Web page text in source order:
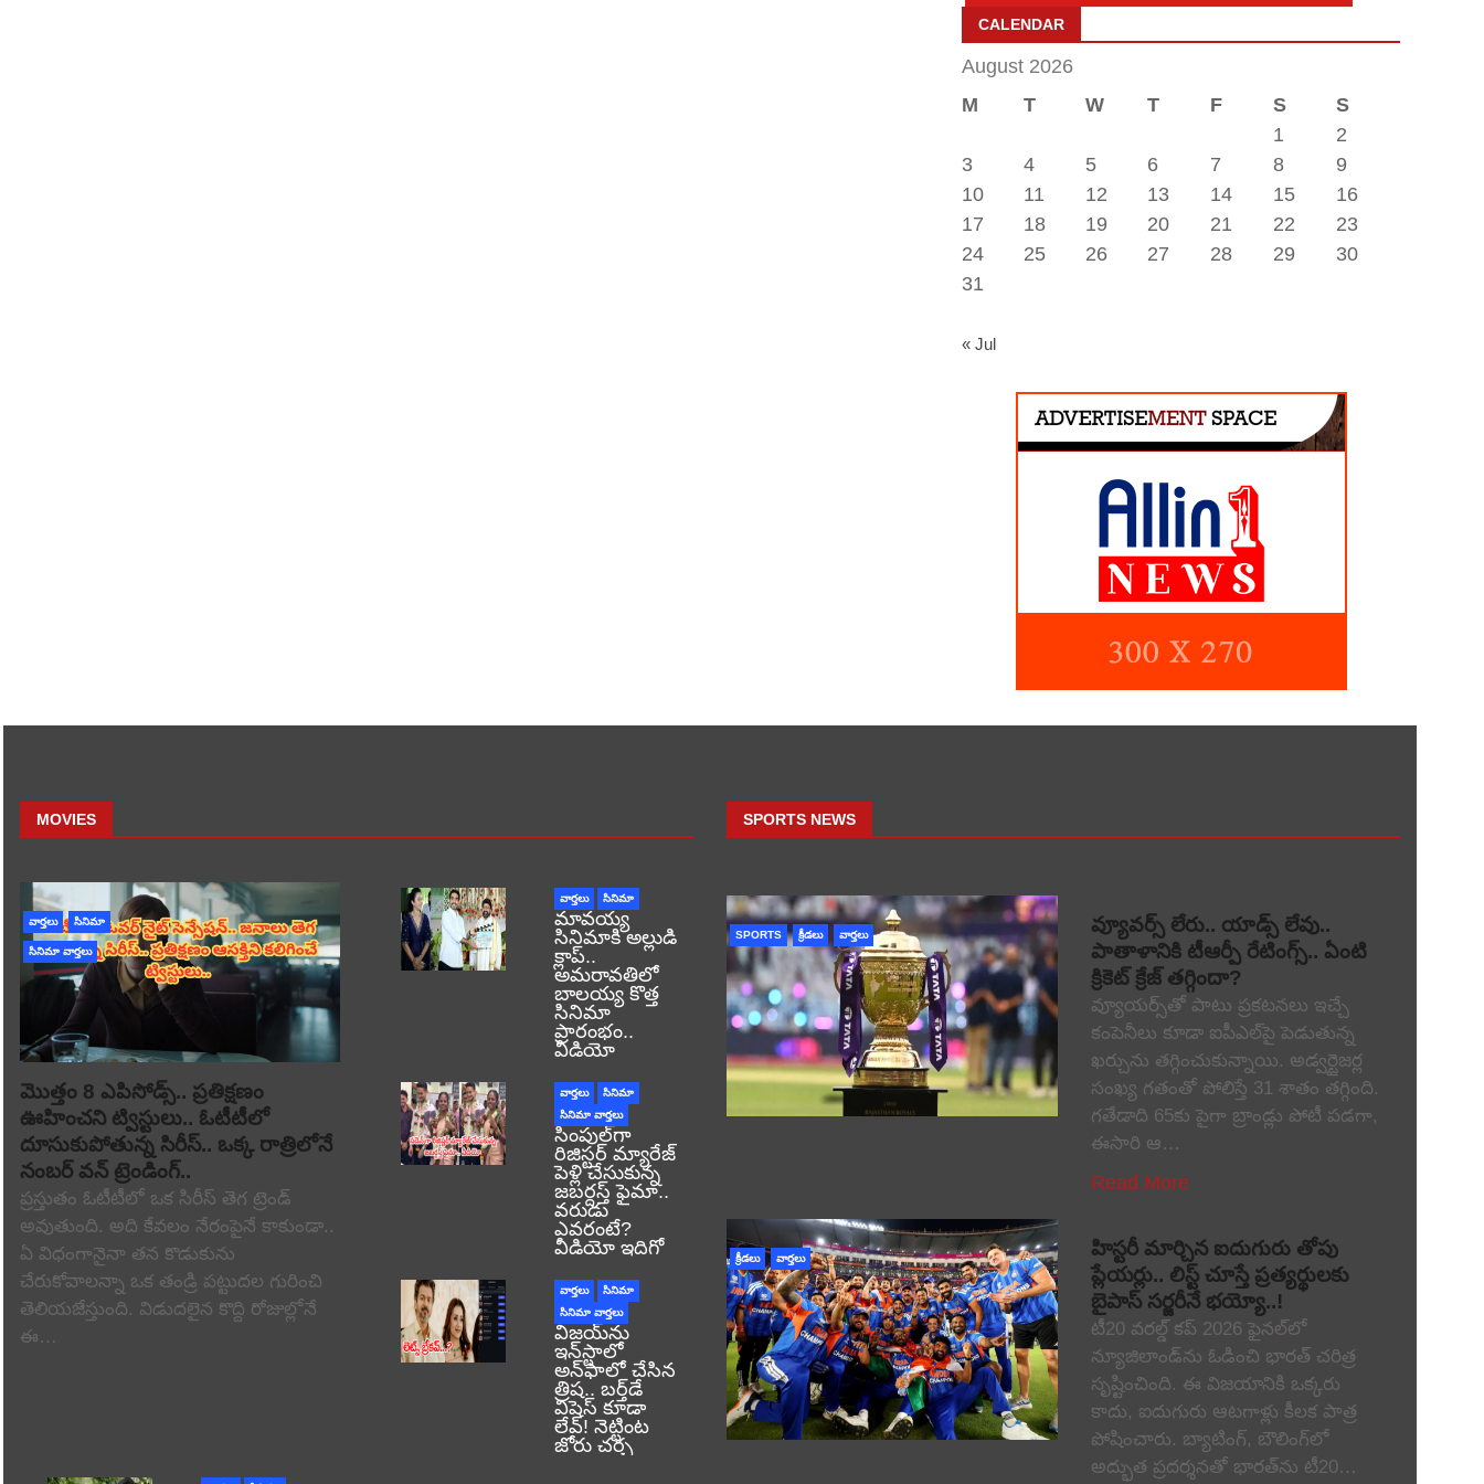
CALENDAR
August 2026
M
T W T F S
S
1
2
3
4 5 6 7 8
9
10
11 12 13 14 15
16
17
18 19 20 21 22
23
24
25 26 27 28 29
30
31
« Jul
MOVIES
వార్తలు సినిమా
సినిమా వార్తలు
మొత్తం 8 ఎపిసోడ్స్.. ప్రతిక్షణం
ఊహించని ట్విస్టులు.. ఓటీటీలో
దూసుకుపోతున్న సిరీస్.. ఒక్క రాత్రిలోనే
నంబర్ వన్ ట్రెండింగ్..
ప్రస్తుతం ఓటీటీలో ఒక సిరీస్ తెగ ట్రెండ్
అవుతుంది. అది కేవలం నేరంపైనే కాకుండా..
ఏ విధంగానైనా తన కొడుకును
చేరుకోవాలన్నా ఒక తండ్రి పట్టుదల గురించి
తెలియజేస్తుంది. విడుదలైన కొద్ది రోజుల్లోనే
ఈ…
వార్తలు సినిమా
మావయ్య
సినిమాకి అల్లుడి
క్లాప్..
అమరావతిలో
బాలయ్య కొత్త
సినిమా
ప్రారంభం..
వీడియో
వార్తలు
సినిమా
సినిమా వార్తలు
సింపుల్‌గా
రిజిస్టర్‌ మ్యారేజ్
పెళ్లి చేసుకున్న
జబర్దస్త్ ఫైమా..
వరుడు
ఎవరంటే?
వీడియో ఇదిగో
వార్తలు
సినిమా
సినిమా వార్తలు
విజయ్‌ను
ఇన్‌స్టాలో
అన్‌ఫాలో చేసిన
త్రిష.. బర్త్‌డే
విషెస్ కూడా
లేవ్! నెట్టింట
జోరు చర్చ
SPORTS NEWS
SPORTS క్రీడలు వార్తలు
వ్యూవర్స్ లేరు.. యాడ్స్ లేవు..
పాతాళానికి టీఆర్పీ రేటింగ్స్.. ఏంటి
క్రికెట్ క్రేజ్ తగ్గిందా?
వ్యూయర్స్‌తో పాటు ప్రకటనలు ఇచ్చే
కంపెనీలు కూడా ఐపీఎల్‌పై పెడుతున్న
ఖర్చును తగ్గించుకున్నాయి. అడ్వర్టైజర్ల
సంఖ్య గతంతో పోలిస్తే 31 శాతం తగ్గింది.
గతేడాది 65కు పైగా బ్రాండ్లు పోటీ పడగా,
ఈసారి ఆ…
Read More
క్రీడలు వార్తలు
హిస్టరీ మార్చిన ఐదుగురు తోపు
ప్లేయర్లు.. లిస్ట్ చూస్తే ప్రత్యర్థులకు
బైపాస్ సర్జరీనే భయ్యో..!
టీ20 వరల్డ్ కప్ 2026 ఫైనల్‌లో
న్యూజిలాండ్‌ను ఓడించి భారత్ చరిత్ర
సృష్టించింది. ఈ విజయానికి ఒక్కరు
కాదు, ఐదుగురు ఆటగాళ్లు కీలక పాత్ర
పోషించారు. బ్యాటింగ్, బౌలింగ్‌లో
అద్భుత ప్రదర్శనతో భారత్‌ను టీ20…